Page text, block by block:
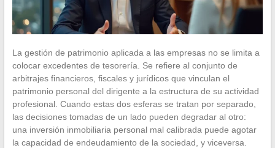
La gestión de patrimonio aplicada a las empresas no se limita a
colocar excedentes de tesorería. Se refiere al conjunto de
arbitrajes financieros, fiscales y jurídicos que vinculan el
patrimonio personal del dirigente a la estructura de su actividad
profesional. Cuando estas dos esferas se tratan por separado,
las decisiones tomadas de un lado pueden degradar al otro:
una inversión inmobiliaria personal mal calibrada puede agotar
la capacidad de endeudamiento de la sociedad, y viceversa.